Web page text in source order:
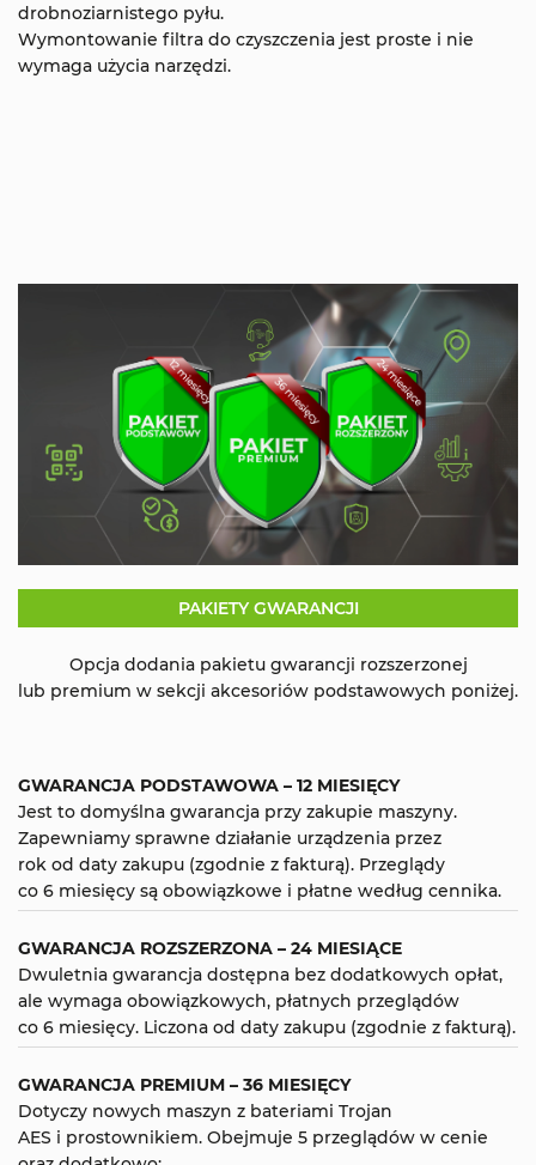
drobnoziarnistego pyłu.
Wymontowanie filtra do czyszczenia jest proste i nie
wymaga użycia narzędzi.
PAKIETY GWARANCJI
Opcja dodania pakietu gwarancji rozszerzonej
lub premium w sekcji akcesoriów podstawowych poniżej.
GWARANCJA PODSTAWOWA – 12 MIESIĘCY
Jest to domyślna gwarancja przy zakupie maszyny.
Zapewniamy sprawne działanie urządzenia przez
rok od daty zakupu (zgodnie z fakturą). Przeglądy
co 6 miesięcy są obowiązkowe i płatne według cennika.
GWARANCJA ROZSZERZONA – 24 MIESIĄCE
Dwuletnia gwarancja dostępna bez dodatkowych opłat,
ale wymaga obowiązkowych, płatnych przeglądów
co 6 miesięcy. Liczona od daty zakupu (zgodnie z fakturą).
GWARANCJA PREMIUM – 36 MIESIĘCY
Dotyczy nowych maszyn z bateriami Trojan
AES i prostownikiem. Obejmuje 5 przeglądów w cenie